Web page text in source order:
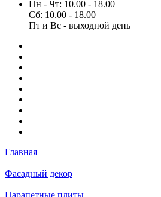
Пн - Чт: 10.00 - 18.00
Сб: 10.00 - 18.00
Пт и Вс - выходной день
Главная
Фасадный декор
Парапетные плиты